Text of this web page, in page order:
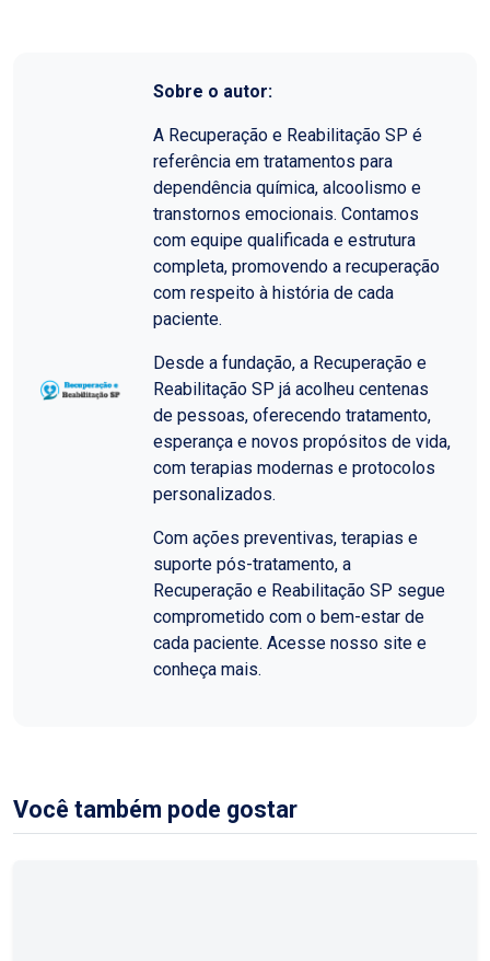
Sobre o autor:
A Recuperação e Reabilitação SP é
referência em tratamentos para
dependência química, alcoolismo e
transtornos emocionais. Contamos
com equipe qualificada e estrutura
completa, promovendo a recuperação
com respeito à história de cada
paciente.
Desde a fundação, a Recuperação e
Reabilitação SP já acolheu centenas
de pessoas, oferecendo tratamento,
esperança e novos propósitos de vida,
com terapias modernas e protocolos
personalizados.
Com ações preventivas, terapias e
suporte pós-tratamento, a
Recuperação e Reabilitação SP segue
comprometido com o bem-estar de
cada paciente. Acesse nosso site e
conheça mais.
Você também pode gostar